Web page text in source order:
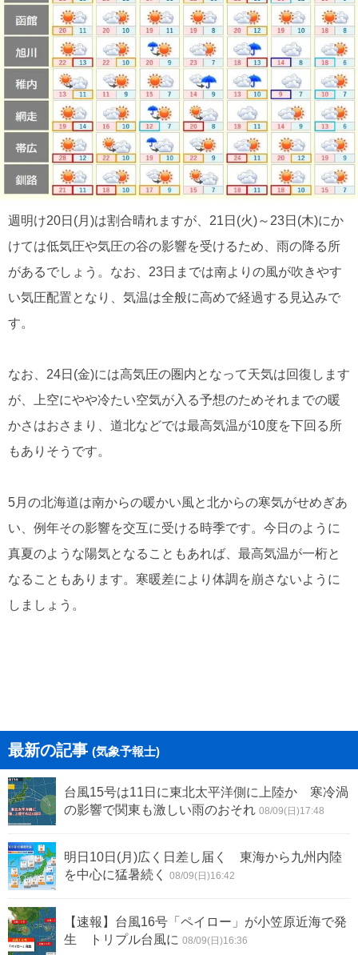
週明け20日(月)は割合晴れますが、21日(火)～23日(木)にか
けては低気圧や気圧の谷の影響を受けるため、雨の降る所
があるでしょう。なお、23日までは南よりの風が吹きやす
い気圧配置となり、気温は全般に高めで経過する見込みで
す。
なお、24日(金)には高気圧の圏内となって天気は回復します
が、上空にやや冷たい空気が入る予想のためそれまでの暖
かさはおさまり、道北などでは最高気温が10度を下回る所
もありそうです。
5月の北海道は南からの暖かい風と北からの寒気がせめぎあ
い、例年その影響を交互に受ける時季です。今日のように
真夏のような陽気となることもあれば、最高気温が一桁と
なることもあります。寒暖差により体調を崩さないように
しましょう。
最新の記事 (気象予報士)
台風15号は11日に東北太平洋側に上陸か 寒冷渦
の影響で関東も激しい雨のおそれ 08/09(日)17:48
明日10日(月)広く日差し届く 東海から九州内陸
を中心に猛暑続く
08/09(日)16:42
【速報】台風16号「ペイロー」が小笠原近海で発
生 トリプル台風に 08/09(日)16:36